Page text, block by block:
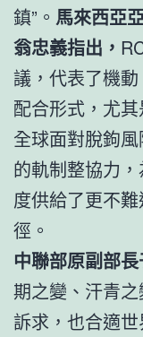
鎮”。 馬來西亞
翁忠義指出，
議，代表了機
配合形式，尤
全球面對脫鉤
的軌制整協力
度供給了更不
徑。
中聯部原副部長
期之變、汗青
訴求，也合適